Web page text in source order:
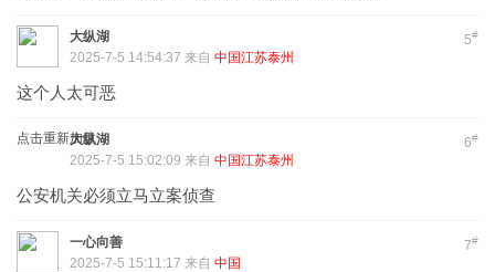
5#
大纵湖
2025-7-5 14:54:37 来自 中国江苏泰州
这个人太可恶
点击重新加载 6#
大纵湖
2025-7-5 15:02:09 来自 中国江苏泰州
公安机关必须立马立案侦查
7#
一心向善
2025-7-5 15:11:17 来自 中国